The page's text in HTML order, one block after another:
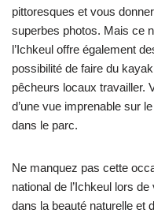
pittoresques et vous
superbes photos. Mais ce
l’Ichkeul offre également
possibilité de faire du
pêcheurs locaux travailler.
d’une vue imprenable sur
dans le parc.
Ne manquez pas cette
national de l’Ichkeul lors
dans la beauté naturelle et